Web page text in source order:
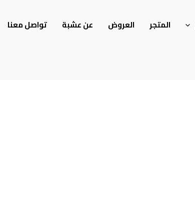
المتجر العروض عن عشبة تواصل معنا